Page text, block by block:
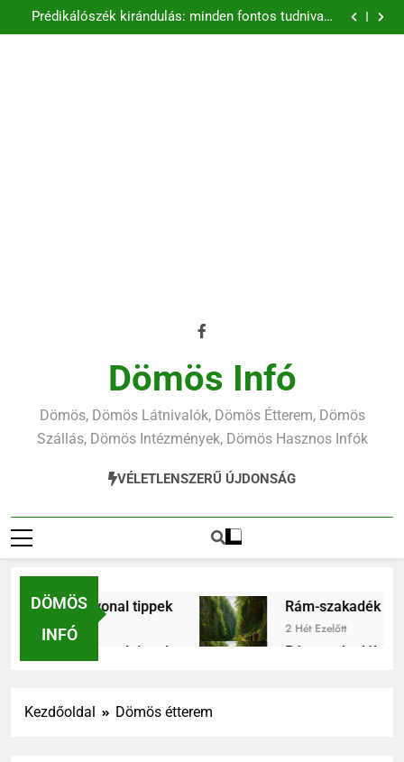
Prédikálószék kirándulás: minden fontos tudnivaló
Dömös Infó
Dömös, Dömös Látnivalók, Dömös Étterem, Dömös
Szállás, Dömös Intézmények, Dömös Hasznos Infók
VÉLETLENSZERŰ ÚJDONSÁG
DÖMÖS
INFÓ
tippek Rám-szakadék egynapos
2 Hét Ezelőtt
Rám-szakadék egynapos
Kezdőoldal
Dömös étterem